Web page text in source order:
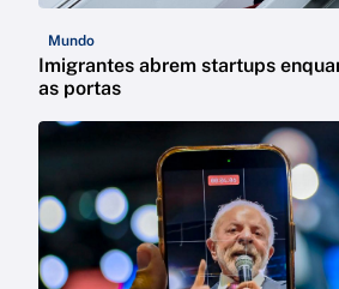
Mundo
Imigrantes abrem startups
as portas